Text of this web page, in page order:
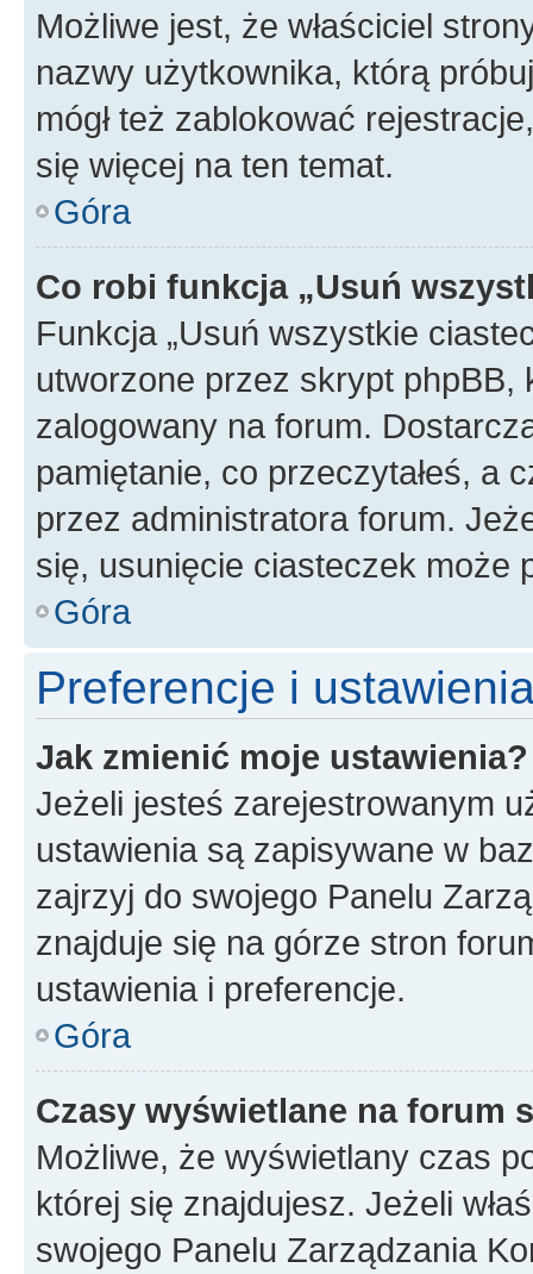
Możliwe jest, że właściciel
nazwy użytkownika, którą
mógł też zablokować
się więcej na ten temat.
Góra
Co robi funkcja „Usuń
Funkcja „Usuń wszystkie
utworzone przez skrypt
zalogowany na forum.
pamiętanie, co przeczytałeś, a
przez administratora forum.
się, usunięcie ciasteczek może
Góra
Preferencje i
Jak zmienić moje ustawienia?
Jeżeli jesteś zarejestrowanym
ustawienia są zapisywane w
zajrzyj do swojego Panelu
znajduje się na górze stron
ustawienia i preferencje.
Góra
Czasy wyświetlane na forum
Możliwe, że wyświetlany czas
której się znajdujesz. Jeżeli
swojego Panelu Zarządzania